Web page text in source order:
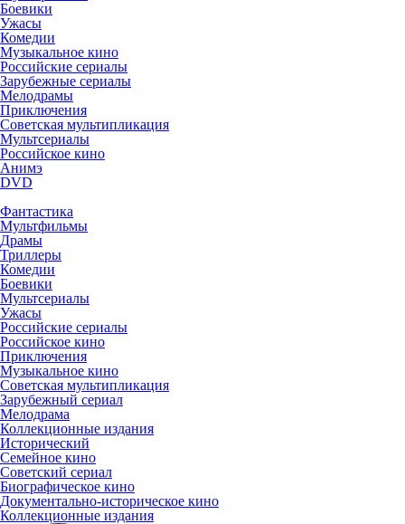
Боевики
Ужасы
Комедии
Музыкальное кино
Российские сериалы
Зарубежные сериалы
Мелодрамы
Приключения
Советская мультипликация
Мультсериалы
Российское кино
Анимэ
DVD
Фантастика
Мультфильмы
Драмы
Триллеры
Комедии
Боевики
Мультсериалы
Ужасы
Российские сериалы
Российское кино
Приключения
Музыкальное кино
Советская мультипликация
Зарубежный сериал
Мелодрама
Коллекционные издания
Исторический
Семейное кино
Советский сериал
Биографическое кино
Документально-историческое кино
Коллекционные издания